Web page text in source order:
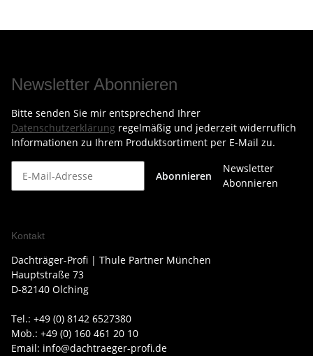
Newsletter Abonnieren
Bitte senden Sie mir entsprechend Ihrer
Datenschutzerklärung regelmäßig und jederzeit widerruflich
Informationen zu Ihrem Produktsortiment per E-Mail zu.
Abonnieren
Newsletter
Abonnieren
Kontakt
Dachträger-Profi | Thule Partner München
Hauptstraße 73
D-82140 Olching
Tel.: +49 (0) 8142 6527380
Mob.: +49 (0) 160 461 20 10
Email: info@dachtraeger-profi.de